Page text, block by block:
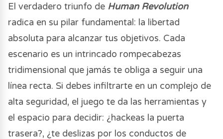
El verdadero triunfo de Human Revolution
radica en su pilar fundamental: la libertad
absoluta para alcanzar tus objetivos. Cada
escenario es un intrincado rompecabezas
tridimensional que jamás te obliga a seguir una
línea recta. Si debes infiltrarte en un complejo de
alta seguridad, el juego te da las herramientas y
el espacio para decidir: ¿hackeas la puerta
trasera?, ¿te deslizas por los conductos de